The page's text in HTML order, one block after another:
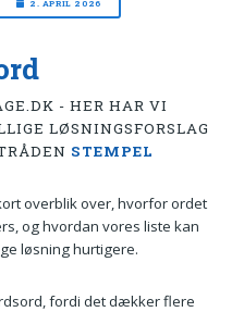
2. APRIL 2026
- HER HAR VI
LØSNINGSFORSLAG
STEMPEL
overblik over, hvorfor ordet
og hvordan vores liste kan
løsning hurtigere.
fordi det dækker flere